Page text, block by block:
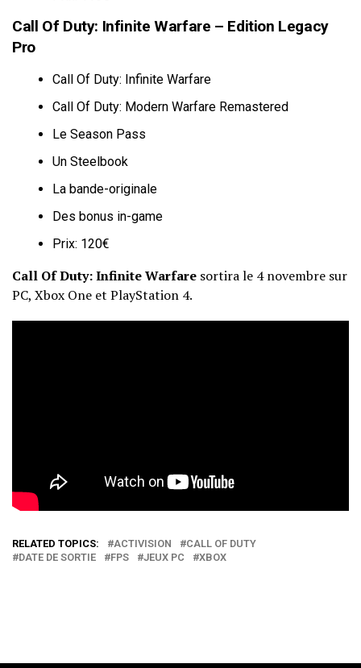
Call Of Duty: Infinite Warfare – Edition Legacy
Pro
Call Of Duty: Infinite Warfare
Call Of Duty: Modern Warfare Remastered
Le Season Pass
Un Steelbook
La bande-originale
Des bonus in-game
Prix: 120€
Call Of Duty: Infinite Warfare sortira le 4 novembre sur
PC, Xbox One et PlayStation 4.
RELATED TOPICS: ACTIVISION
CALL OF DUTY
DATE DE SORTIE
FPS JEUX PC XBOX